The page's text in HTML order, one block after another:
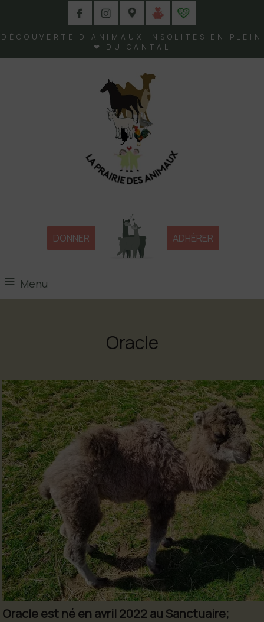
DÉCOUVERTE D'ANIMAUX INSOLITES EN PLEIN
❤ DU CANTAL
DONNER ADHÉRER
Menu
Oracle
Oracle est né en avril 2022 au Sanctuaire;